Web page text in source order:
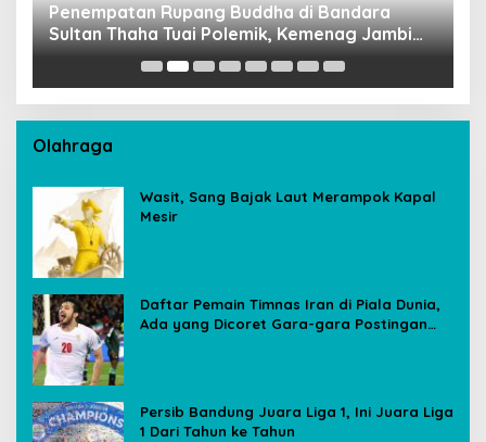
Penempatan Rupang Buddha di Bandara
Sultan Thaha Tuai Polemik, Kemenag Jambi
Ambil Langkah Cepat
Olahraga
Wasit, Sang Bajak Laut Merampok Kapal
Mesir
Daftar Pemain Timnas Iran di Piala Dunia,
Ada yang Dicoret Gara-gara Postingan
Persib Bandung Juara Liga 1, Ini Juara Liga
1 Dari Tahun ke Tahun